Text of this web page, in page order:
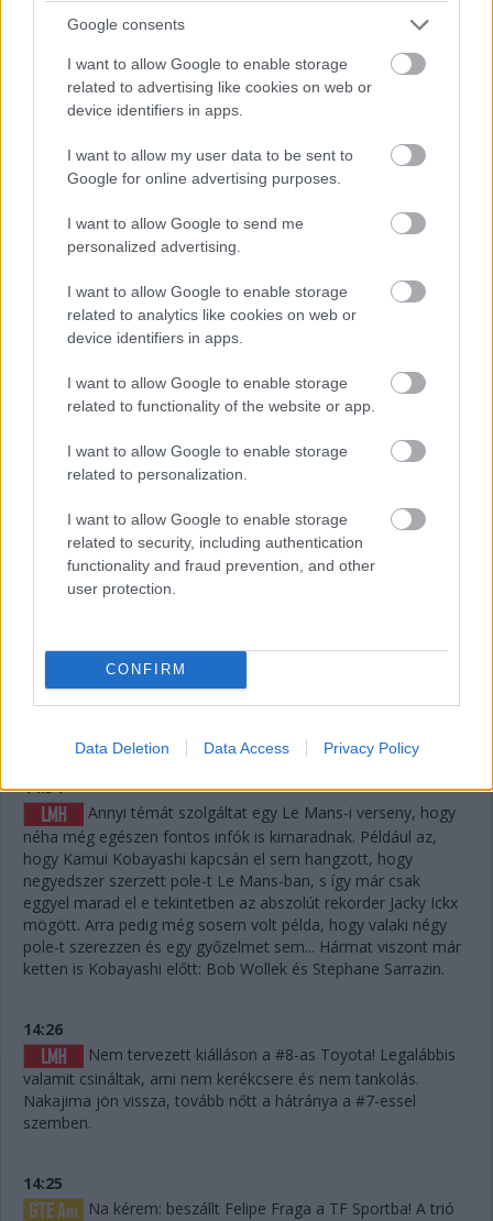
Google consents
I want to allow Google to enable storage
related to advertising like cookies on web or
device identifiers in apps.
I want to allow my user data to be sent to
Google for online advertising purposes.
I want to allow Google to send me
personalized advertising.
I want to allow Google to enable storage
related to analytics like cookies on web or
device identifiers in apps.
I want to allow Google to enable storage
related to functionality of the website or app.
I want to allow Google to enable storage
related to personalization.
I want to allow Google to enable storage
related to security, including authentication
functionality and fraud prevention, and other
user protection.
CONFIRM
Data Deletion Data Access Privacy Policy
Brundle hozza majd a célba a P2 5-6. helyéért
Inter Europol, minden elismerést megérdemelnek.
Amit viszont le lehetne, az Frijns 10 másodperces
hátránya Yifeijel szemben... Csakhogy van valami baj a #31-es
biztosan veszítenek majd.
A Próban Pier Guidi és Garcia között 50 másodperc
van. Ezt egy safety car éppen-éppen lenullázhatja még, de
erőből ezt még annyira se lehet itt ledolgozni, ahogy a 100-at
az amatőrök között.
A különbség nagyjából 1:40, lesz még 20 kör, ez
körönként 5 másodpercet jelentene. Erőből nem nagyon lehet
megoldani, de ha a szerencse is Fraga kezére játszik,
visszahozhatja a sírból (avagy az éjszakai defektből) a
győzelmet.
be oda is, a papíron legerősebb versenyző. Keatingnek voltak
jó pillanatai a TF-ben, de sokat veszített, így Fragától
emberfeletti teljesítmény mellett némi szerencse is kellene a
14:34
Annyi témát szolgáltat egy Le Mans-i verseny, hogy
néha még egészen fontos infók is kimaradnak. Például az,
hogy Kamui Kobayashi kapcsán el sem hangzott, hogy
negyedszer szerzett pole-t Le Mans-ban, s így már csak
eggyel marad el e tekintetben az abszolút rekorder Jacky Ickx
mögött. Arra pedig még sosem volt példa, hogy valaki négy
pole-t szerezzen és egy győzelmet sem... Hármat viszont már
ketten is Kobayashi előtt: Bob Wollek és Stephane Sarrazin.
14:26
Nem tervezett kiálláson a #8-as Toyota! Legalábbis
valamit csináltak, ami nem kerékcsere és nem tankolás.
Nakajima jön vissza, tovább nőtt a hátránya a #7-essel
szemben.
14:25
Na kérem: beszállt Felipe Fraga a TF Sportba! A trió